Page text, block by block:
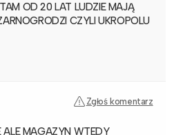
OD 20 LAT LUDZIE MAJĄ
CZYLI UKROPOLU
Zgłoś komentarz
MAGAZYN WTEDY